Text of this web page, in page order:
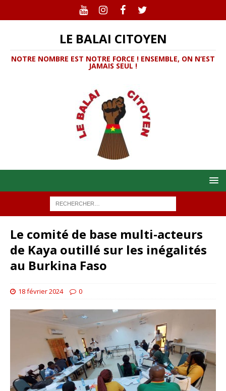
LE BALAI CITOYEN
NOTRE NOMBRE EST NOTRE FORCE ! ENSEMBLE, ON N’EST
JAMAIS SEUL !
Le comité de base multi-acteurs
de Kaya outillé sur les inégalités
au Burkina Faso
18 février 2024 0